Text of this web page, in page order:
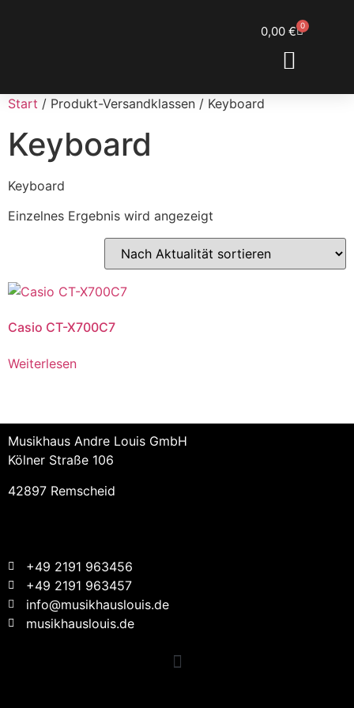
0,00 € 0
Start / Produkt-Versandklassen / Keyboard
Keyboard
Keyboard
Einzelnes Ergebnis wird angezeigt
Casio CT-X700C7
Weiterlesen
Musikhaus Andre Louis GmbH
Kölner Straße 106
42897 Remscheid
+49 2191 963456
+49 2191 963457
info@musikhauslouis.de
musikhauslouis.de